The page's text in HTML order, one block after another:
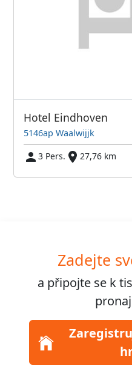
Hotel Eindhoven
5146ap Waalwijjk
3 Pers.
27,76 km
Zadejte
a připojte se k